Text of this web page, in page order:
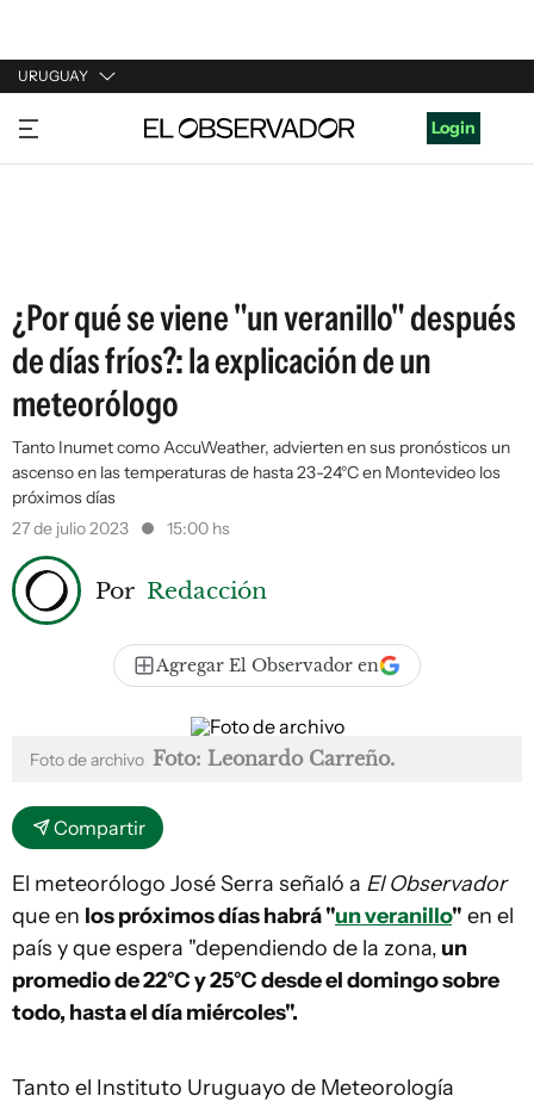
URUGUAY
URUGUAY
ARGENTINA
Login
¿Por qué se viene "un veranillo" después
de días fríos?: la explicación de un
meteorólogo
Tanto Inumet como AccuWeather, advierten en sus pronósticos un
ascenso en las temperaturas de hasta 23-24°C en Montevideo los
próximos días
27 de julio 2023
15:00 hs
Por Redacción
Agregar El Observador en
Foto de archivo Foto: Leonardo Carreño.
Compartir
El meteorólogo José Serra señaló a El Observador
que en los próximos días habrá "un veranillo" en el
país y que espera "dependiendo de la zona, un
promedio de 22°C y 25°C desde el domingo sobre
todo, hasta el día miércoles".
Tanto el Instituto Uruguayo de Meteorología